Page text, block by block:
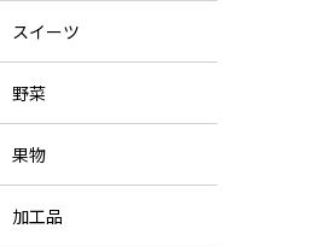
スイーツ
野菜
果物
加工品